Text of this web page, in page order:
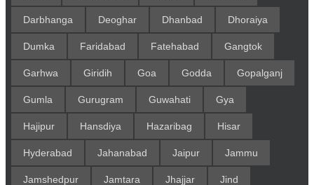
Darbhanga Deoghar Dhanbad Dhoraiya
Dumka Faridabad Fatehabad Gangtok
Garhwa Giridih Goa Godda Gopalganj
Gumla Gurugram Guwahati Gya
Hajipur Hansdiya Hazaribag Hisar
Hyderabad Jahanabad Jaipur Jammu
Jamshedpur Jamtara Jhajjar Jind